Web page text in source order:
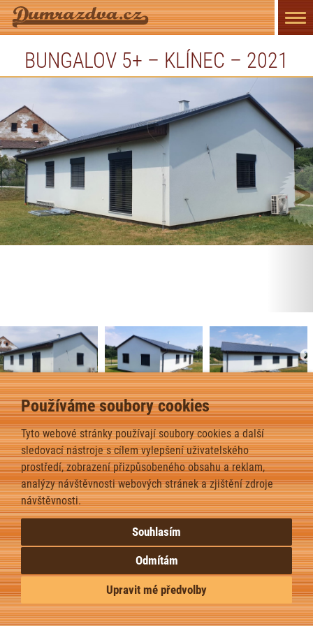
Používáme soubory cookies
Tyto webové stránky používají soubory cookies a další
sledovací nástroje s cílem vylepšení uživatelského
prostředí, zobrazení přizpůsobeného obsahu a reklam,
analýzy návštěvnosti webových stránek a zjištění zdroje
návštěvnosti.
Souhlasím
Odmítám
Upravit mé předvolby
BUNGALOV 5+ – KLÍNEC – 2021
Bungalov 5+ – Klínec – 2021
Dispozice domu je 5kk na zastavěné ploše 128,7m2.
zpět
Upravit nastavení cookies